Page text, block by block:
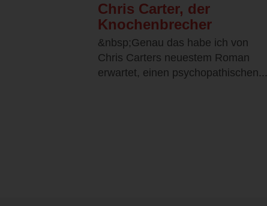
Chris Carter, der
Knochenbrecher
&nbsp;Genau das habe ich von
Chris Carters neuestem Roman
erwartet, einen psychopathischen...